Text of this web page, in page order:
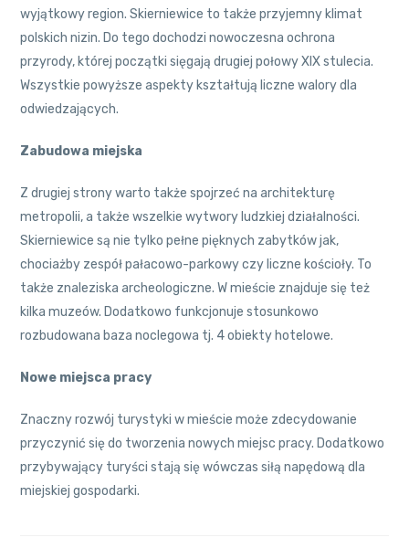
wyjątkowy region. Skierniewice to także przyjemny klimat
polskich nizin. Do tego dochodzi nowoczesna ochrona
przyrody, której początki sięgają drugiej połowy XIX stulecia.
Wszystkie powyższe aspekty kształtują liczne walory dla
odwiedzających.
Zabudowa miejska
Z drugiej strony warto także spojrzeć na architekturę
metropolii, a także wszelkie wytwory ludzkiej działalności.
Skierniewice są nie tylko pełne pięknych zabytków jak,
chociażby zespół pałacowo-parkowy czy liczne kościoły. To
także znaleziska archeologiczne. W mieście znajduje się też
kilka muzeów. Dodatkowo funkcjonuje stosunkowo
rozbudowana baza noclegowa tj. 4 obiekty hotelowe.
Nowe miejsca pracy
Znaczny rozwój turystyki w mieście może zdecydowanie
przyczynić się do tworzenia nowych miejsc pracy. Dodatkowo
przybywający turyści stają się wówczas siłą napędową dla
miejskiej gospodarki.